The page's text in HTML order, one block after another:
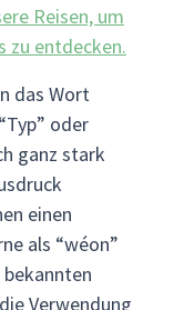
Reisen, um
zu entdecken.
das Wort
oder
ganz stark
einen
als “wéon”
bekannten
Verwendung